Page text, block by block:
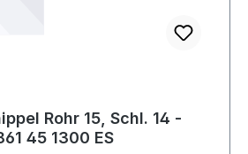
Rohr 15, Schl. 14 -
45 1300 ES